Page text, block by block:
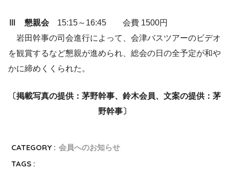
Ⅲ 懇親会 15:15～16:45 会費 1500円
岩田幹事の司会進行によって、会津バスツアーのビデオ
を観賞するなど懇親が進められ、総会の日の全予定が和や
かに締めくくられた。
〔掲載写真の提供：茅野幹事、鈴木会員、文案の提供：茅
野幹事〕
CATEGORY : 会員へのお知らせ
TAGS :